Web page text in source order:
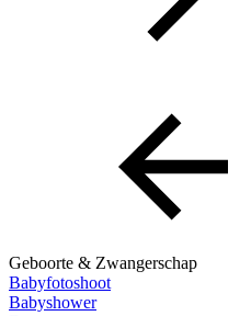
Geboorte & Zwangerschap
Babyfotoshoot
Babyshower